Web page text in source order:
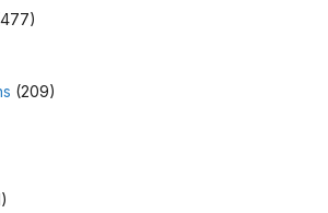
(209)